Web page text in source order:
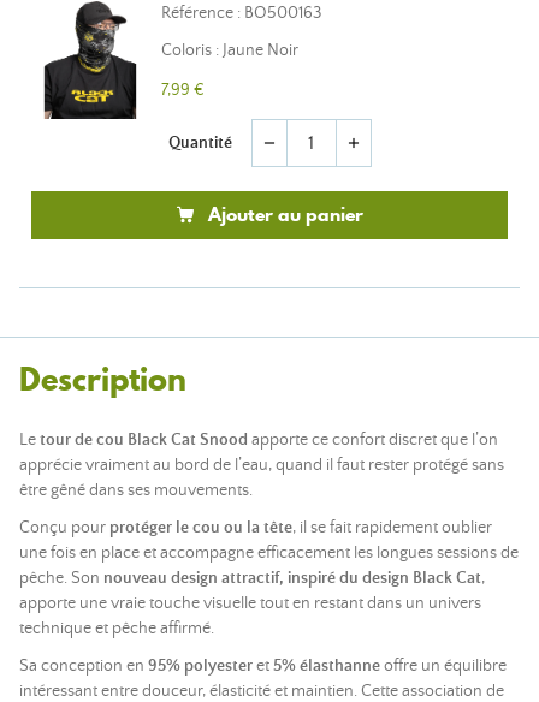
Référence : BO500163
Coloris : Jaune Noir
7,99 €
Quantité remove add
Ajouter au panier
Description
Letour de cou Black Cat Snood apporte ce confort discret que l’on
apprécie vraiment au bord de l’eau, quand il faut rester protégé sans
être gêné dans ses mouvements.
Conçu pour protéger le cou ou la tête, il se fait rapidement oublier
une fois en place et accompagne efficacement les longues sessions de
pêche. Son nouveau design attractif, inspiré du design Black Cat,
apporte une vraie touche visuelle tout en restant dans un univers
technique et pêche affirmé.
Sa conception en 95% polyesteret5% élasthanneoffre un équilibre
intéressant entre douceur, élasticité et maintien. Cette association de